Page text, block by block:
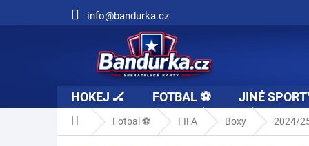
info@bandurka.cz
HOKEJ 🏒 FOTBAL ⚽ JINÉ
Domů Fotbal ⚽ FIFA Boxy 2024/